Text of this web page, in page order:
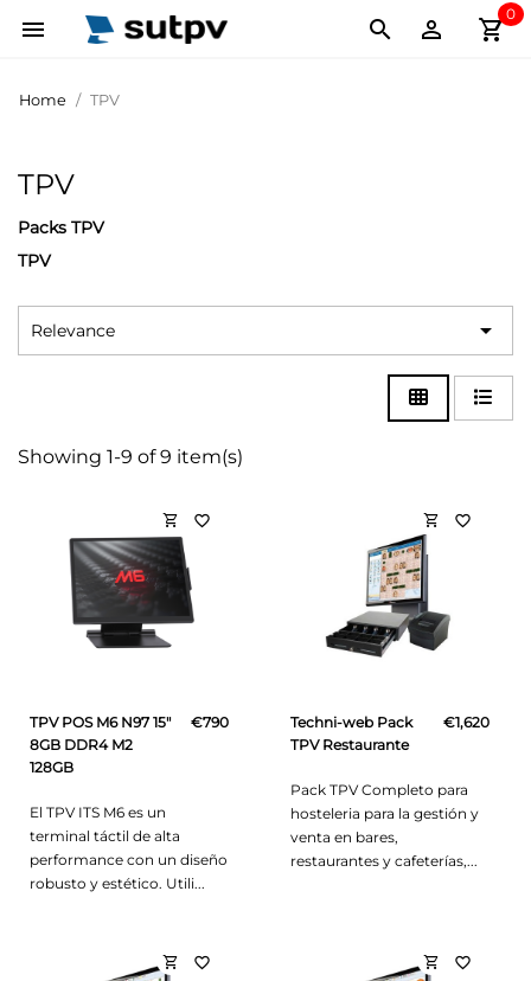
 shopping_cart
0


Home TPV
TPV
Packs TPV
TPV
Relevance 
Showing 1-9 of 9 item(s)
TPV POS M6 N97 15"
8GB DDR4 M2
128GB
€790
El TPV ITS M6 es un
terminal táctil de alta
performance con un diseño
robusto y estético. Utili...
shopping_cart favorite_border
Techni-web Pack
TPV Restaurante
€1,620
Pack TPV Completo para
hosteleria para la gestión y
venta en bares,
restaurantes y cafeterías,...
shopping_cart favorite_border
shopping_cart favorite_border shopping_cart favorite_border